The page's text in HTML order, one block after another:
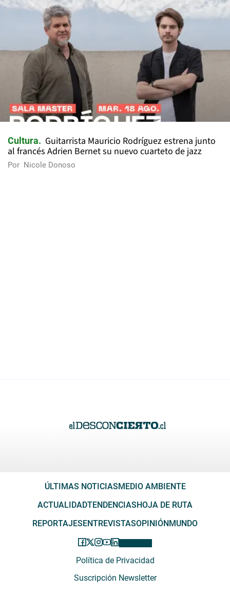
Cultura
Guitarrista Mauricio Rodríguez estrena junto
al francés Adrien Bernet su nuevo cuarteto de jazz
Por Nicole Donoso
ÚLTIMAS NOTICIAS MEDIO AMBIENTE
ACTUALIDADTENDENCIAS HOJA DE RUTA
REPORTAJES ENTREVISTASOPINIÓN MUNDO
Política de Privacidad
Suscripción Newsletter